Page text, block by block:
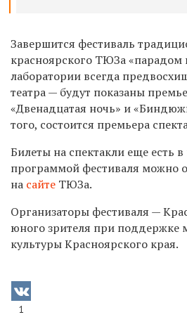
Завершится фестиваль
красноярского ТЮЗа «парадом
лаборатории всегда
театра — будут показаны
«Двенадцатая ночь» и
того, состоится премьера
Билеты на спектакли еще есть
программой фестиваля можно
на сайте ТЮЗа.
Организаторы фестиваля —
юного зрителя при поддержке
культуры Красноярского края.
1